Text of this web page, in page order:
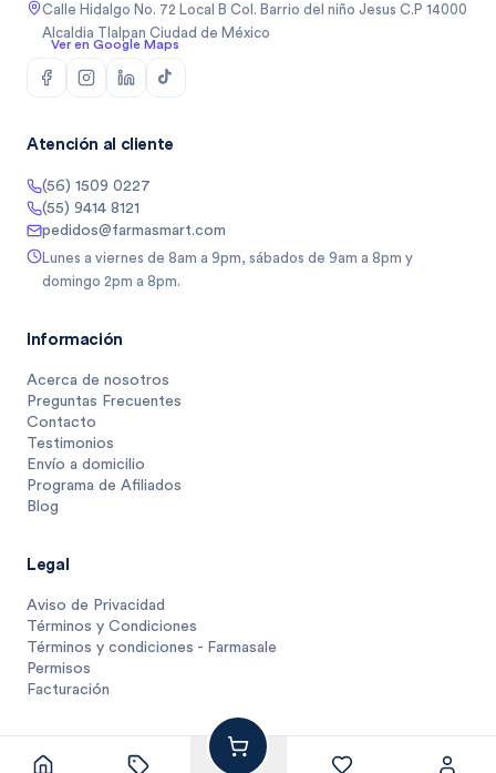
1 unidad $
$335.61
Calle Hidalgo No. 72 Local B Col. Barrio del niño Jesus C.P 14000
Alcaldia Tlalpan Ciudad de México
Ver en Google Maps
Atención al cliente
(56) 1509 0227
(55) 9414 8121
pedidos@farmasmart.com
Lunes a viernes de 8am a 9pm, sábados de 9am a 8pm y
domingo 2pm a 8pm.
Información
Acerca de nosotros
Preguntas Frecuentes
Contacto
Testimonios
Envío a domicilio
Programa de Afiliados
Blog
Legal
Aviso de Privacidad
Términos y Condiciones
Términos y condiciones - Farmasale
Permisos
Facturación